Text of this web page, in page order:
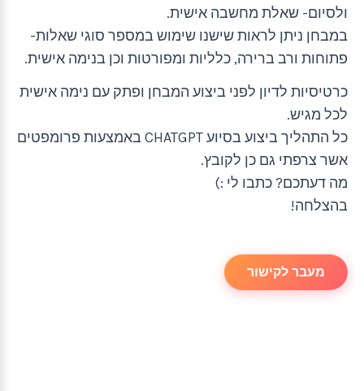
ולסיום- שאלת מחשבה אישית.
במבחן ניתן לראות שישנו שימוש במספר סוגי שאלות-
פתוחות ורב ברירה, כלליות ומפורטות וכן בנימה אישית.
כרטיסיות לדיון לפני ביצוע המבחן ופתק עם נימה אישית
לכל מגיש.
כל התהליך ביצוע בסיוע CHATGPT באמצעות פרומפטים
אשר צרפתי גם כן לקובץ.
מה דעתכם? כתבו לי :)
בהצלחה!
מעבר לקישור